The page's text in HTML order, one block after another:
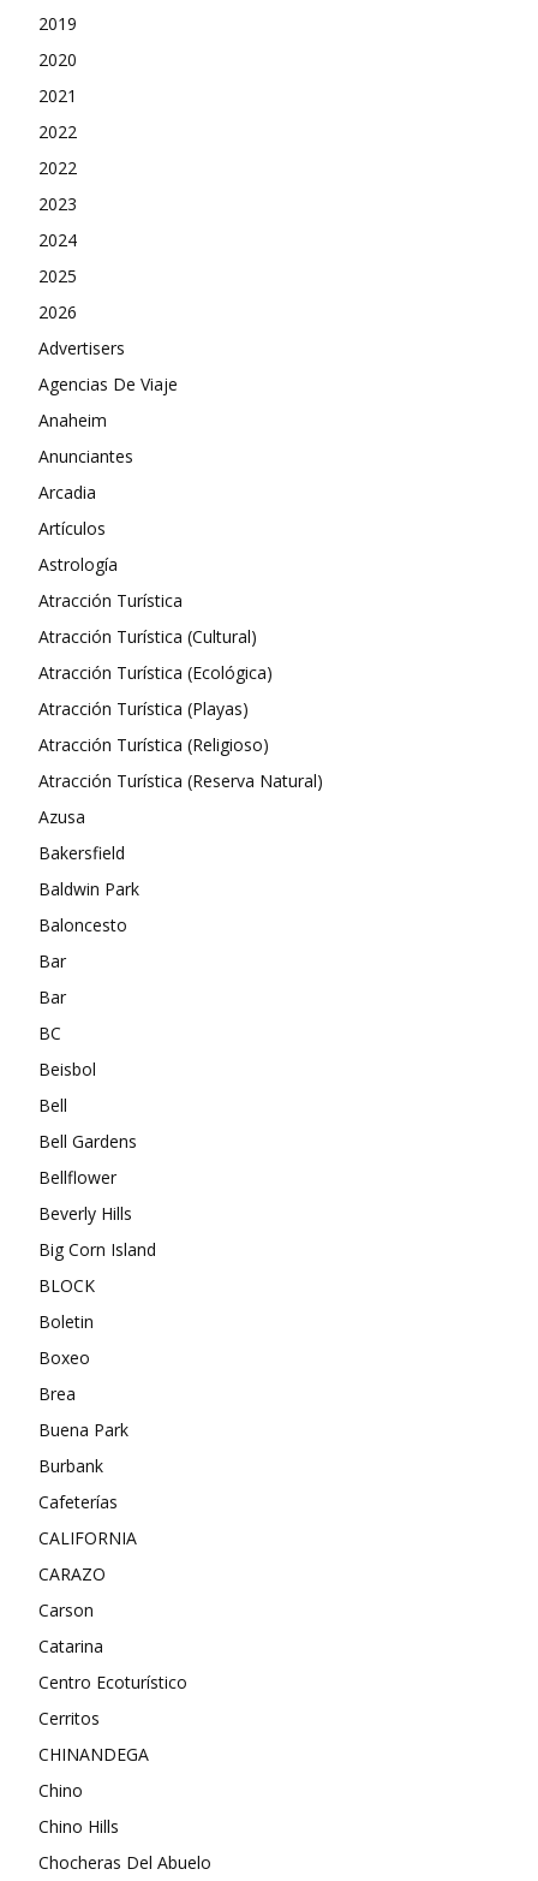
2019
2020
2021
2022
2022
2023
2024
2025
2026
Advertisers
Agencias De Viaje
Anaheim
Anunciantes
Arcadia
Artículos
Astrología
Atracción Turística
Atracción Turística (Cultural)
Atracción Turística (Ecológica)
Atracción Turística (Playas)
Atracción Turística (Religioso)
Atracción Turística (Reserva Natural)
Azusa
Bakersfield
Baldwin Park
Baloncesto
Bar
Bar
BC
Beisbol
Bell
Bell Gardens
Bellflower
Beverly Hills
Big Corn Island
BLOCK
Boletin
Boxeo
Brea
Buena Park
Burbank
Cafeterías
CALIFORNIA
CARAZO
Carson
Catarina
Centro Ecoturístico
Cerritos
CHINANDEGA
Chino
Chino Hills
Chocheras Del Abuelo